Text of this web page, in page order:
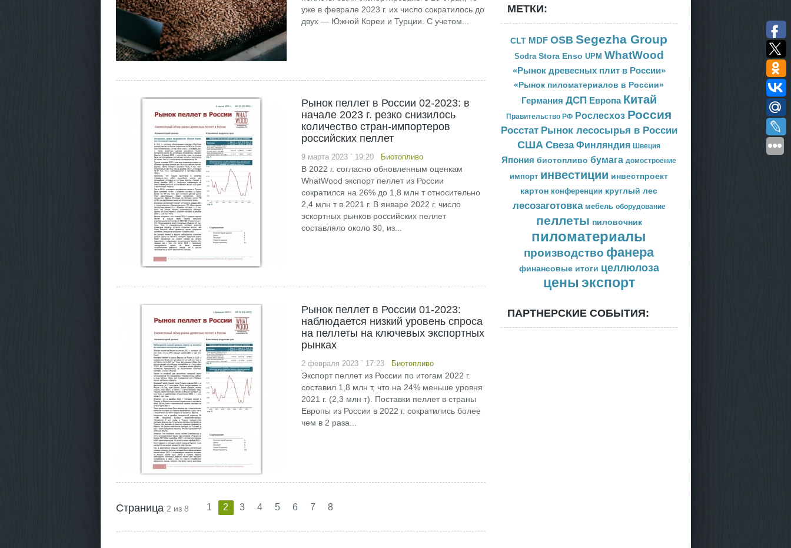
уже в феврале 2023 г. их число сократилось до
двух — Южной Кореи и Турции. С учетом...
Рынок пеллет в России 02-2023: в
начале 2023 г. резко снизилось
количество стран-импортеров
российских пеллет
9 марта 2023 ` 19:20 Биотопливо
В 2022 г. согласно обновленным оценкам
WhatWood экспорт пеллет из России
сократился на 26% до 1,8 млн т относительно
2,4 млн т в 2021 г. В январе 2022 г. число
эскортных рынков российских пеллет
составляло около 30, из...
Рынок пеллет в России 01-2023:
наблюдается низкий уровень спроса
на пеллеты на ключевых экспортных
рынках
2 февраля 2023 ` 17:23 Биотопливо
Экспорт пеллет из России по итогам 2022 г.
составил 1,8 млн т, что на 24% меньше уровня
2021 г. (2,3 млн т). Поставки пеллет в страны
Европы из России в 2022 г. сократились более
чем в 2 раза...
Страница 2 из 8 1 2 3 4 5 6 7 8
МЕТКИ:
CLT MDF OSB Segezha Group
Sodra Stora Enso UPM WhatWood
«Рынок древесных плит в России»
«Рынок пиломатериалов в России»
Германия ДСП Европа Китай
Правительство РФ Рослесхоз Россия
Росстат Рынок лесосырья в России
США Свеза Финляндия Швеция
Япония биотопливо бумага домостроение
импорт инвестиции инвестпроект
картон конференции круглый лес
лесозаготовка мебель оборудование
пеллеты пиловочник
пиломатериалы
производство фанера
финансовые итоги целлюлоза
цены экспорт
ПАРТНЕРСКИЕ СОБЫТИЯ: